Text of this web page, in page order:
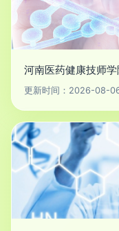
河南医药健康技师
更新时间：2026-08-